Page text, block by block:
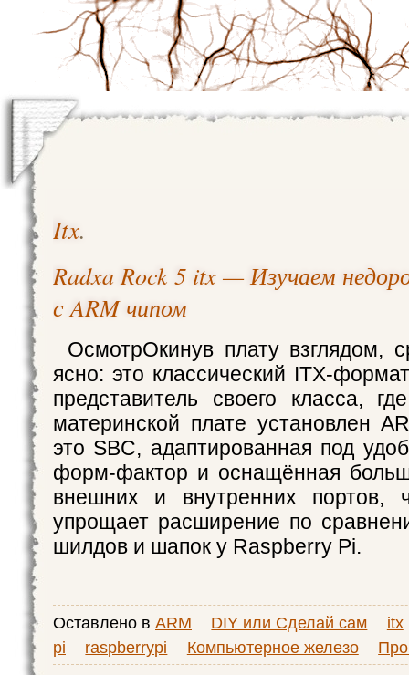
Itx.
Radxa Rock 5 itx — Изучаем
с ARM чипом
ОсмотрОкинув плату взглядом,
ясно: это классический ITX-
представитель своего класса,
материнской плате установлен
это SBC, адаптированная под
форм-фактор и оснащённая
внешних и внутренних портов,
упрощает расширение по
шилдов и шапок у Raspberry Pi.
Оставлено в ARM DIY или Сделай сам
itx
pi
raspberrypi Компьютерное железо